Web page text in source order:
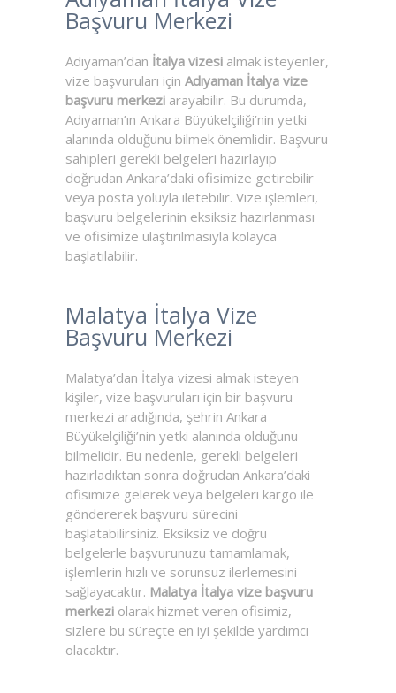
Başvuru Merkezi
Adıyaman’dan İtalya vizesi almak isteyenler,
vize başvuruları için Adıyaman İtalya vize
başvuru merkezi arayabilir. Bu durumda,
Adıyaman’ın Ankara Büyükelçiliği’nin yetki
alanında olduğunu bilmek önemlidir. Başvuru
sahipleri gerekli belgeleri hazırlayıp
doğrudan Ankara’daki ofisimize getirebilir
veya posta yoluyla iletebilir. Vize işlemleri,
başvuru belgelerinin eksiksiz hazırlanması
ve ofisimize ulaştırılmasıyla kolayca
başlatılabilir.
Malatya İtalya Vize
Başvuru Merkezi
Malatya’dan İtalya vizesi almak isteyen
kişiler, vize başvuruları için bir başvuru
merkezi aradığında, şehrin Ankara
Büyükelçiliği’nin yetki alanında olduğunu
bilmelidir. Bu nedenle, gerekli belgeleri
hazırladıktan sonra doğrudan Ankara’daki
ofisimize gelerek veya belgeleri kargo ile
göndererek başvuru sürecini
başlatabilirsiniz. Eksiksiz ve doğru
belgelerle başvurunuzu tamamlamak,
işlemlerin hızlı ve sorunsuz ilerlemesini
sağlayacaktır. Malatya İtalya vize başvuru
merkezi olarak hizmet veren ofisimiz,
sizlere bu süreçte en iyi şekilde yardımcı
olacaktır.